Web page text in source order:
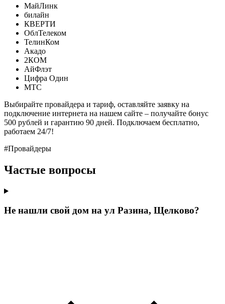
МайЛинк
билайн
КВЕРТИ
ОблТелеком
ТелинКом
Акадо
2КОМ
АйФлэт
Цифра Один
МТС
Выбирайте провайдера и тариф, оставляйте заявку на
подключение интернета на нашем сайте – получайте бонус
500 рублей и гарантию 90 дней. Подключаем бесплатно,
работаем 24/7!
#Провайдеры
Частые вопросы
Не нашли свой дом на ул Разина, Щелково?